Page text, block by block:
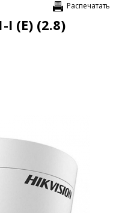
Распечатать
I (E) (2.8)